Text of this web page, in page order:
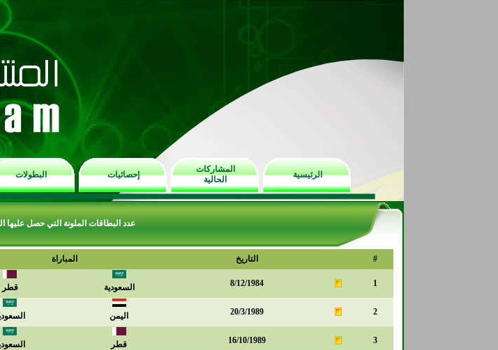
الرئيسية
المشاركات
الحالية
إحصائيات البطولات
عدد البطاقات الملونة التي حصل عليها
# التاريخ المباراة
1
8/12/1984 السعودية قطر
2
20/3/1989 اليمن
3
16/10/1989 قطر